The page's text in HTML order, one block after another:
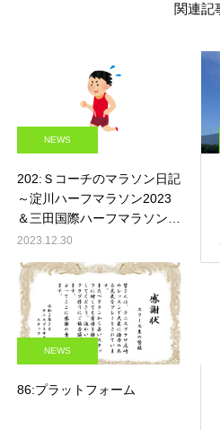
関連記
NEWS
202:Ｓコーチのマラソン日記
～淀川ハーフマラソン2023
＆三田国際ハーフマラソン＆
HAT神戸クリスマスランニン
2023.12.30
NEWS
86:プラットフォーム